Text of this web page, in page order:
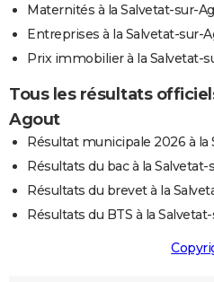
Maternités à la Salvetat-sur-
Entreprises à la Salvetat-sur-
Prix immobilier à la Salvetat-
Tous les résultats
Agout
Résultat municipale 2026 à la
Résultats du bac à la
Résultats du brevet à la
Résultats du BTS à la